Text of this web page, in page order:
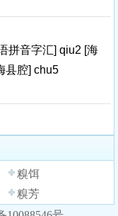
拼音字汇] qiu2 [海
县腔] chu5
糗饵
糗芳